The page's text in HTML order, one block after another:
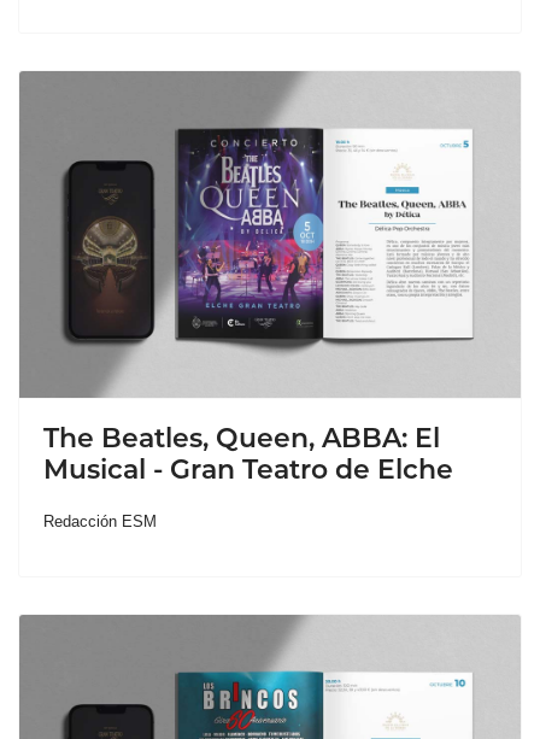
The Beatles, Queen, ABBA: El
Musical - Gran Teatro de Elche
Redacción ESM